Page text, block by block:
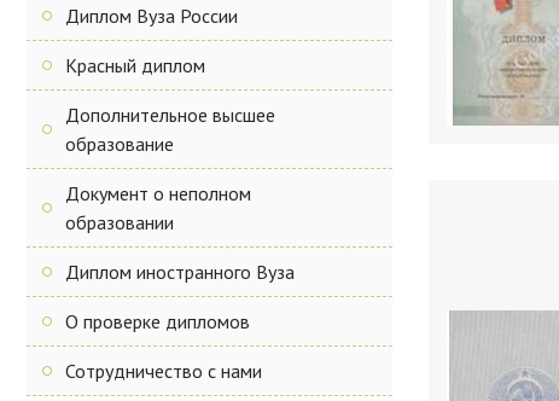
Диплом Вуза России
Красный диплом
Дополнительное высшее
образование
Документ о неполном
образовании
Диплом иностранного Вуза
О проверке дипломов
Сотрудничество с нами